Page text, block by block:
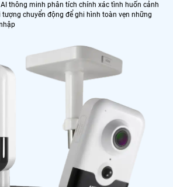
thông minh phân tích chính xác tình huốn cảnh
chuyển động để ghi hình toàn vẹn những